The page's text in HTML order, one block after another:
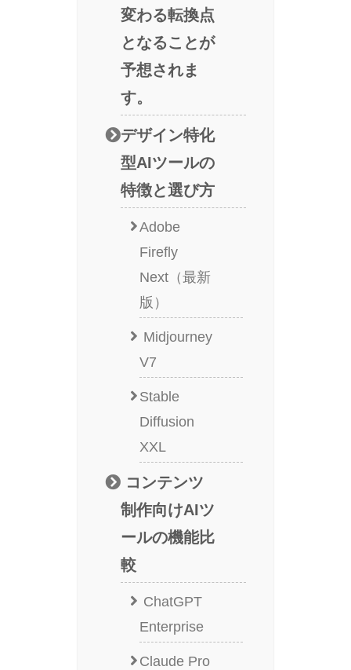
変わる転換点
となることが
予想されま
す。
デザイン特化
型AIツールの
特徴と選び方
Adobe
Firefly
Next（最新
版）
Midjourney
V7
Stable
Diffusion
XXL
コンテンツ
制作向けAIツ
ールの機能比
較
ChatGPT
Enterprise
Claude Pro